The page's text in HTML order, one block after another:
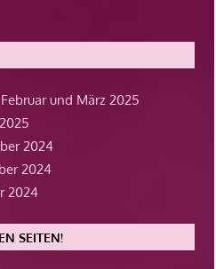
und März 2025
2024
2024
2024
SEITEN!